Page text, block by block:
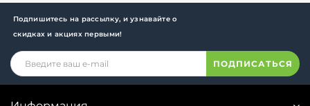
Подпишитесь на рассылку, и узнавайте о
скидках и акциях первыми!
ПОДПИСАТЬСЯ